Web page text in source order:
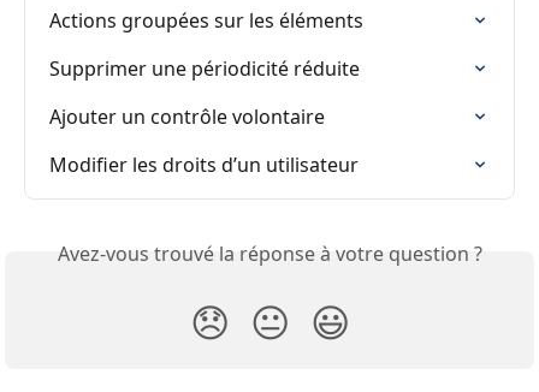
Actions groupées sur les éléments
Supprimer une périodicité réduite
Ajouter un contrôle volontaire
Modifier les droits d’un utilisateur
Avez-vous trouvé la réponse à votre question ?
😞 😐 😃